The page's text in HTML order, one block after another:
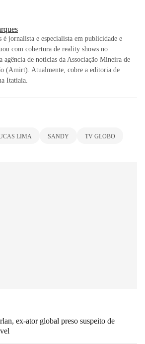
é jornalista e especialista em publicidade e
com cobertura de reality shows no
agência de notícias da Associação Mineira de
(Amirt). Atualmente, cobre a editoria de
Itatiaia.
LIMA SANDY TV GLOBO
ex-ator global preso suspeito de